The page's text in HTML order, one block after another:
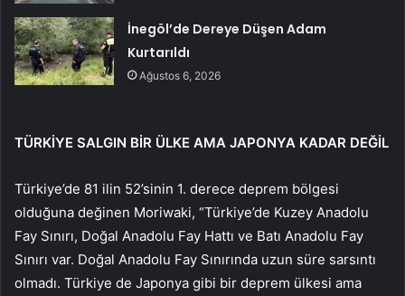
İnegöl’de Dereye Düşen Adam
Kurtarıldı
Ağustos 6, 2026
TÜRKİYE SALGIN BİR ÜLKE AMA JAPONYA KADAR DEĞİL
Türkiye’de 81 ilin 52’sinin 1. derece deprem bölgesi
olduğuna değinen Moriwaki, “Türkiye’de Kuzey Anadolu
Fay Sınırı, Doğal Anadolu Fay Hattı ve Batı Anadolu Fay
Sınırı var. Doğal Anadolu Fay Sınırında uzun süre sarsıntı
olmadı. Türkiye de Japonya gibi bir deprem ülkesi ama